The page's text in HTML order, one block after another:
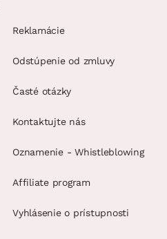
Reklamácie
Odstúpenie od zmluvy
Časté otázky
Kontaktujte nás
Oznamenie - Whistleblowing
Affiliate program
Vyhlásenie o prístupnosti